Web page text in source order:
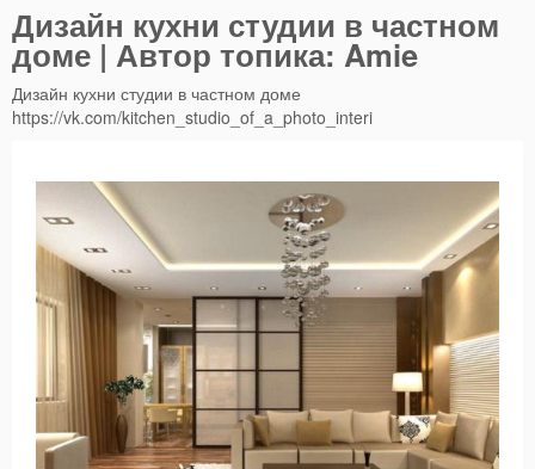
Дизайн кухни студии в частном
доме | Автор топика: Amie
Дизайн кухни студии в частном доме
https://vk.com/kitchen_studio_of_a_photo_interi